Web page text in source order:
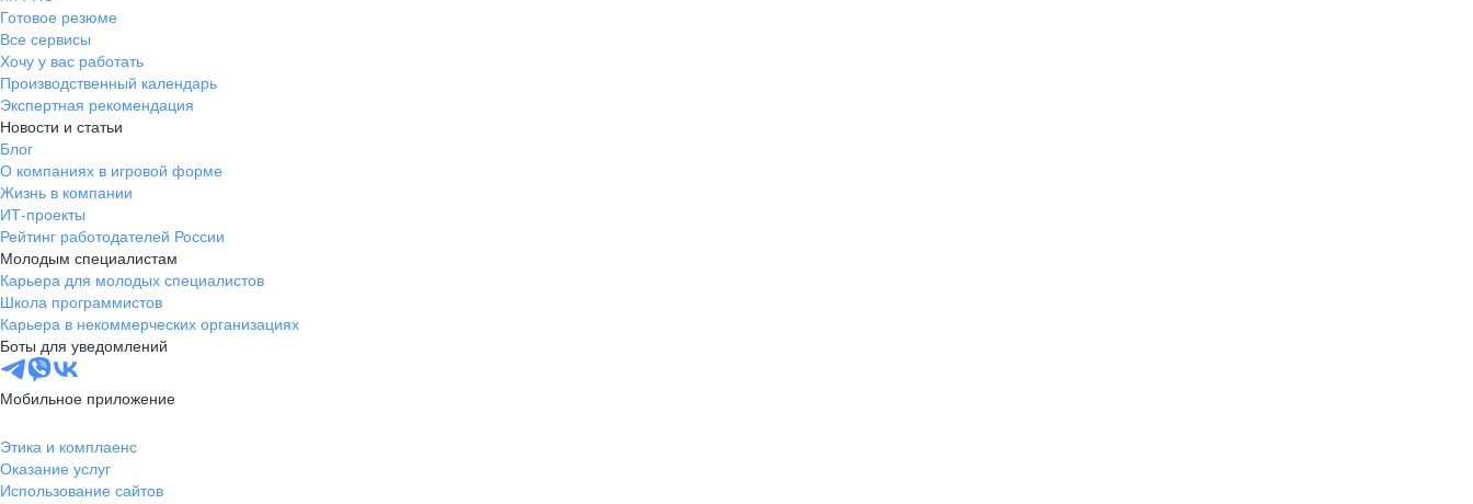
Готовое резюме
Все сервисы
Хочу у вас работать
Производственный календарь
Экспертная рекомендация
Новости и статьи
Блог
О компаниях в игровой форме
Жизнь в компании
ИТ-проекты
Рейтинг работодателей России
Молодым специалистам
Карьера для молодых специалистов
Школа программистов
Карьера в некоммерческих организациях
Боты для уведомлений
Мобильное приложение
Этика и комплаенс
Оказание услуг
Использование сайтов